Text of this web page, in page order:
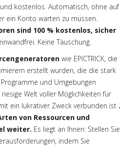
und kostenlos. Automatisch, ohne auf
ein Konto warten zu müssen.
sind 100 % kostenlos, sicher
Keine Täuschung.
wie EPICTRICK, die
erstellt wurden, die die stark
und Umgebungen
Welt voller Möglichkeiten für
ein lukrativer Zweck verbunden ist .
von Ressourcen und
weiter. Es liegt an Ihnen: Stellen Sie
indem Sie